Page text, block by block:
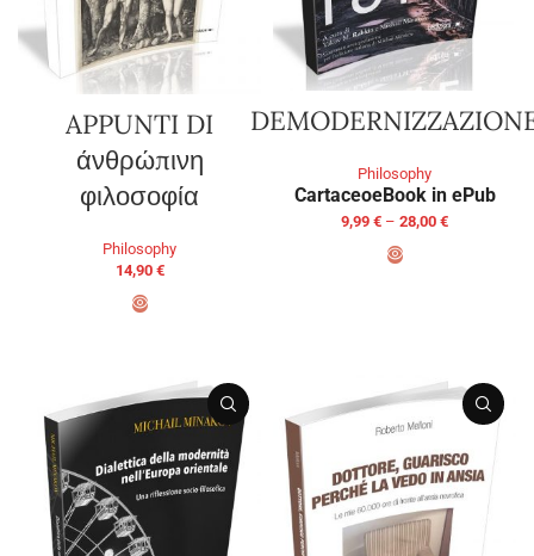
APPUNTI DI
άνθρώπινη
φιλοσοφία
Philosophy
14,90 €
Philosophy
CartaceoeBook in ePub
9,99 € – 28,00 €